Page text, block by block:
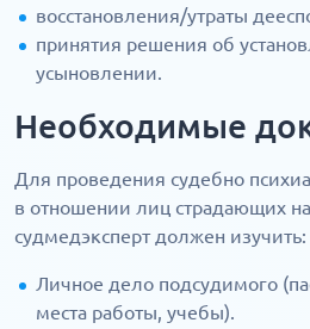
восстановления/утраты
принятия решения об
усыновлении.
Необходимые
Для проведения судебно
в отношении лиц страдающих
судмедэксперт должен изучить:
Личное дело подсудимого
места работы, учебы).